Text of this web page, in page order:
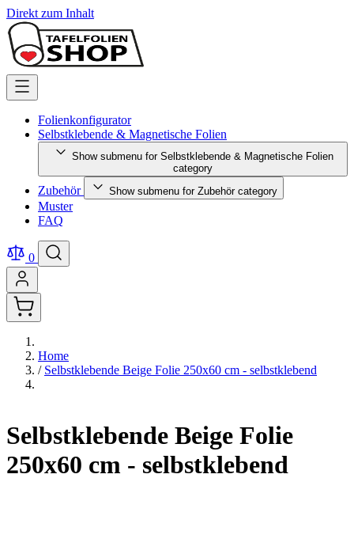
Direkt zum Inhalt
Folienkonfigurator
Selbstklebende & Magnetische Folien
Show submenu for Selbstklebende & Magnetische Folien
category
Zubehör Show submenu for Zubehör category
Muster
FAQ
0
Home
/ Selbstklebende Beige Folie 250x60 cm - selbstklebend
Selbstklebende Beige Folie
250x60 cm - selbstklebend